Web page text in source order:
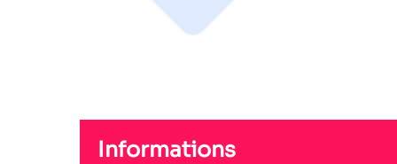
Informations